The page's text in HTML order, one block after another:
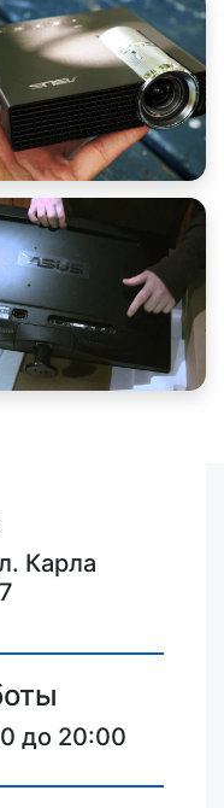
Карла
до 20:00